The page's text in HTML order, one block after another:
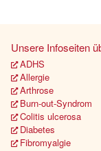
Unsere Infoseiten
ADHS
Allergie
Arthrose
Burn-out-Syndrom
Colitis ulcerosa
Diabetes
Fibromyalgie